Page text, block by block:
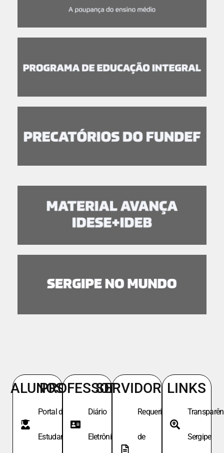
ALUNOS
Portal do
Estudante
PROFESSORES
Diário
Eletrônico
SERVIDORES
Requeri.
de
LINKS
Sergipe